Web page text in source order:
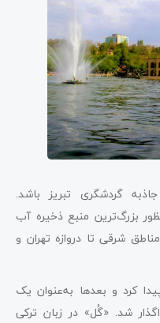
گردشگری تبریز باشد.
بزرگ‌ترین منبع ذخیره آب
شرقی تا دروازه تهران و
کرد و بعدها به‌‌عنوان یک
شد. «گُل» در زبان ترکی